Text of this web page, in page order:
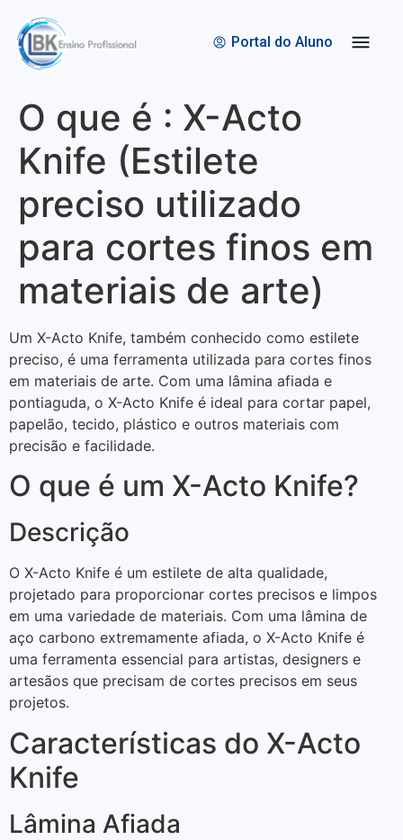
Portal do Aluno
O que é : X-Acto
Knife (Estilete
preciso utilizado
para cortes finos em
materiais de arte)
Um X-Acto Knife, também conhecido como estilete
preciso, é uma ferramenta utilizada para cortes finos
em materiais de arte. Com uma lâmina afiada e
pontiaguda, o X-Acto Knife é ideal para cortar papel,
papelão, tecido, plástico e outros materiais com
precisão e facilidade.
O que é um X-Acto Knife?
Descrição
O X-Acto Knife é um estilete de alta qualidade,
projetado para proporcionar cortes precisos e limpos
em uma variedade de materiais. Com uma lâmina de
aço carbono extremamente afiada, o X-Acto Knife é
uma ferramenta essencial para artistas, designers e
artesãos que precisam de cortes precisos em seus
projetos.
Características do X-Acto
Knife
Lâmina Afiada